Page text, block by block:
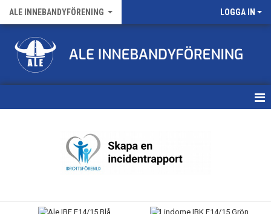
ALE INNEBANDYFÖRENING LOGGA IN
FÖRENINGENS MATCHER